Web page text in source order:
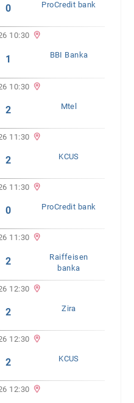
0 ProCredit bank
10:30
1 BBI Banka
10:30
2 Mtel
11:30
2 KCUS
11:30
0 ProCredit bank
11:30
2
Raiffeisen
banka
12:30
2 Zira
12:30
2 KCUS
12:30